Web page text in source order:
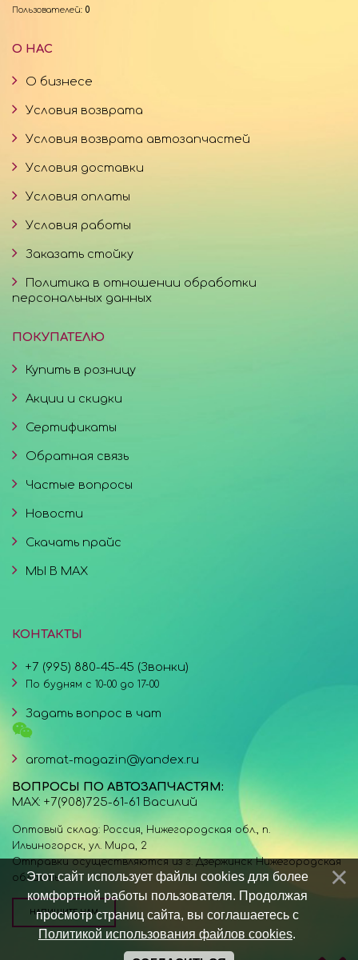
Пользователей: 0
О НАС
О бизнесе
Условия возврата
Условия возврата автозапчастей
Условия доставки
Условия оплаты
Условия работы
Заказать стойку
Политика в отношении обработки
персональных данных
ПОКУПАТЕЛЮ
Купить в розницу
Акции и скидки
Сертификаты
Обратная связь
Частые вопросы
Новости
Скачать прайс
МЫ В MAX
КОНТАКТЫ
+7 (995) 880-45-45 (Звонки)
По будням с 10-00 до 17-00
Задать вопрос в чат
aromat-magazin@yandex.ru
ВОПРОСЫ ПО АВТОЗАПЧАСТЯМ:
MAX: +7(908)725-61-61 Василий
Оптовый склад: Россия, Нижегородская обл., п.
Ильиногорск, ул. Мира, 2
Отправки осуществляются из г. Дзержинск Нижегородская
область.
НАПИШИТЕ НАМ
Этот сайт использует файлы cookies для более
комфортной работы пользователя. Продолжая
просмотр страниц сайта, вы соглашаетесь с
Политикой использования файлов cookies.